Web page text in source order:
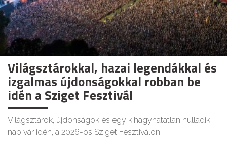
Világsztárokkal, hazai legendákkal és
izgalmas újdonságokkal robban be
idén a Sziget Fesztivál
Világsztárok, újdonságok és egy kihagyhatatlan nulladik
nap vár idén, a 2026-os Sziget Fesztiválon.